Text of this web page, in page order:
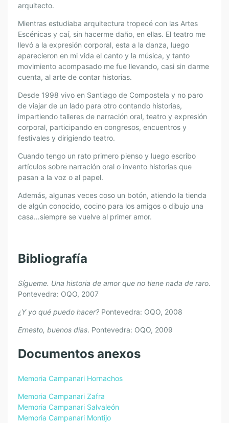
arquitecto.
Mientras estudiaba arquitectura tropecé con las Artes
Escénicas y caí, sin hacerme daño, en ellas. El teatro me
llevó a la expresión corporal, esta a la danza, luego
aparecieron en mi vida el canto y la música, y tanto
movimiento acompasado me fue llevando, casi sin darme
cuenta, al arte de contar historias.
Desde 1998 vivo en Santiago de Compostela y no paro
de viajar de un lado para otro contando historias,
impartiendo talleres de narración oral, teatro y expresión
corporal, participando en congresos, encuentros y
festivales y dirigiendo teatro.
Cuando tengo un rato primero pienso y luego escribo
artículos sobre narración oral o invento historias que
pasan a la voz o al papel.
Además, algunas veces coso un botón, atiendo la tienda
de algún conocido, cocino para los amigos o dibujo una
casa…siempre se vuelve al primer amor.
Bibliografía
Sígueme. Una historia de amor que no tiene nada de raro.
Pontevedra: OQO, 2007
¿Y yo qué puedo hacer? Pontevedra: OQO, 2008
Ernesto, buenos días. Pontevedra: OQO, 2009
Documentos anexos
Memoria Campanari Hornachos
Memoria Campanari Zafra
Memoria Campanari Salvaleón
Memoria Campanari Montijo